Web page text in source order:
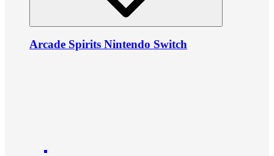
Arcade Spirits Nintendo Switch